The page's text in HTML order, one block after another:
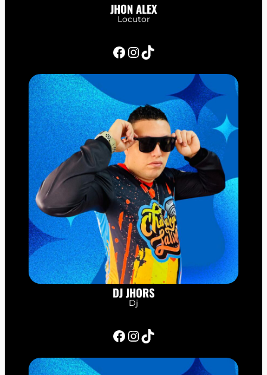
JHON ALEX
Locutor
Facebook InstagramTikTok
DJ JHORS
Dj
Facebook InstagramTikTok